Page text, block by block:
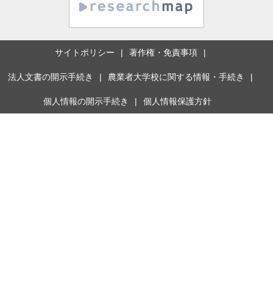
サイトポリシー 著作権・免責事項
法人文書の開示手続き 農業者大学校に関する情報・手続き
個人情報の開示手続き 個人情報保護方針